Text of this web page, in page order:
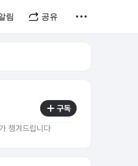
림 공유
구독
챙겨드립니다